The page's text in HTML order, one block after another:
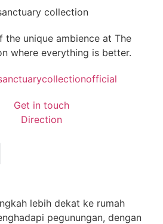
the unique ambience at The
where everything is better.
Get in touch
Direction
lebih dekat ke rumah
pegunungan, dengan